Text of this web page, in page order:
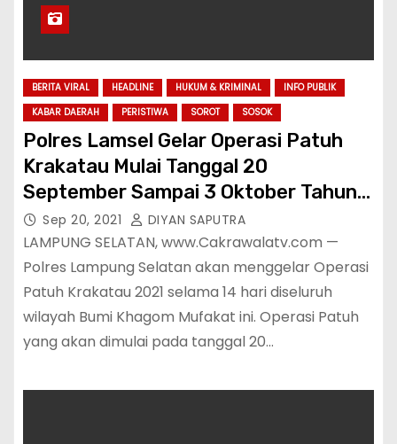
BERITA VIRAL HEADLINE HUKUM & KRIMINAL
INFO PUBLIK
KABAR DAERAH
PERISTIWA SOROT SOSOK
Polres Lamsel Gelar Operasi Patuh
Krakatau Mulai Tanggal 20
September Sampai 3 Oktober Tahun
2021
Sep 20, 2021 DIYAN SAPUTRA
LAMPUNG SELATAN, www.Cakrawalatv.com —
Polres Lampung Selatan akan menggelar Operasi
Patuh Krakatau 2021 selama 14 hari diseluruh
wilayah Bumi Khagom Mufakat ini. Operasi Patuh
yang akan dimulai pada tanggal 20…